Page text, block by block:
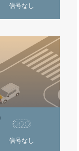
信号なし
信号なし